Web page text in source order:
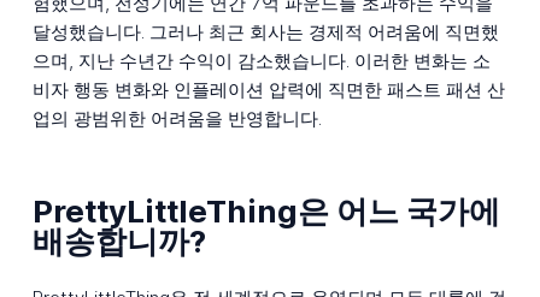
달성했습니다. 그러나 최근 회사는 경제적 어려움에 직면했
으며, 지난 수년간 수익이 감소했습니다. 이러한 변화는 소
비자 행동 변화와 인플레이션 압력에 직면한 패스트 패션 산
업의 광범위한 어려움을 반영합니다.
PrettyLittleThing은 어느 국가에
배송합니까?